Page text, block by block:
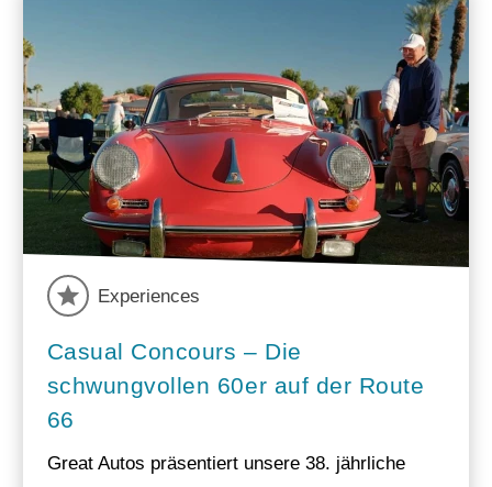
Experiences
Casual Concours – Die
schwungvollen 60er auf der Route
66
Great Autos präsentiert unsere 38. jährliche